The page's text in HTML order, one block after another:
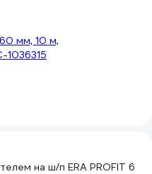
мм, 10 м,
1036315
на ш/п ERA PROFIT 6